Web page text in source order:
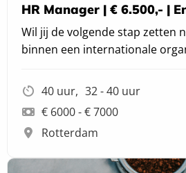
HR Manager | € 6.500,- |
Wil jij de volgende stap zetten
binnen een internationale
nieuwe HR-organisatie?
40 uur
32 - 40 uur
€ 6000 - € 7000
Rotterdam